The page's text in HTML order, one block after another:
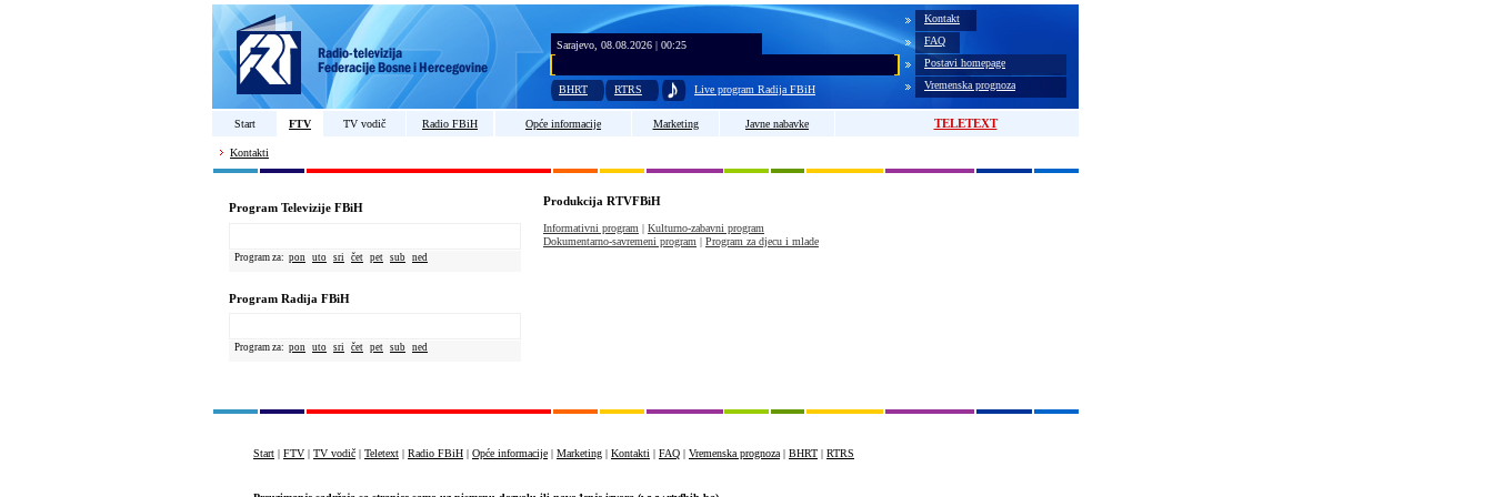
Sarajevo, 08.08.2026 | 00:25
BHRT RTRS Live program Radija FBiH
Kontakt
FAQ
Postavi homepage
Vremenska prognoza
Start FTV TV vodič Radio FBiH Opće informacije Marketing Javne nabavke TELETEXT
Kontakti
Program Televizije FBiH
Program za: pon uto sri čet pet sub ned
Program Radija FBiH
Program za: pon uto sri čet pet sub ned
Produkcija RTVFBiH
Informativni program | Kulturno-zabavni program
Dokumentarno-savremeni program | Program za djecu i mlade
Start | FTV | TV vodič | Teletext | Radio FBiH | Opće informacije | Marketing | Kontakti | FAQ | Vremenska prognoza | BHRT | RTRS